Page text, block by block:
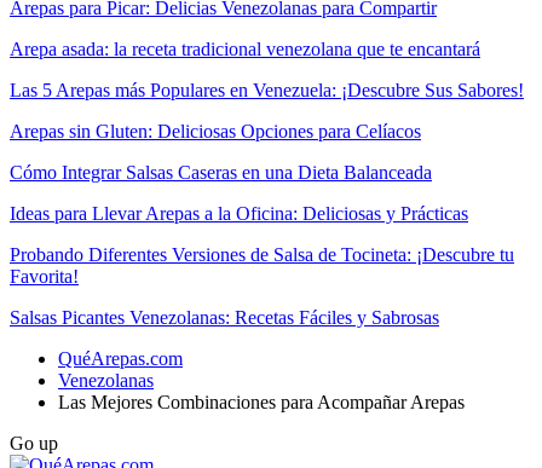
Arepas para Picar: Delicias Venezolanas para Compartir
Arepa asada: la receta tradicional venezolana que te encantará
Las 5 Arepas más Populares en Venezuela: ¡Descubre Sus Sabores!
Arepas sin Gluten: Deliciosas Opciones para Celíacos
Cómo Integrar Salsas Caseras en una Dieta Balanceada
Ideas para Llevar Arepas a la Oficina: Deliciosas y Prácticas
Probando Diferentes Versiones de Salsa de Tocineta: ¡Descubre tu
Favorita!
Salsas Picantes Venezolanas: Recetas Fáciles y Sabrosas
QuéArepas.com
Venezolanas
Las Mejores Combinaciones para Acompañar Arepas
Go up